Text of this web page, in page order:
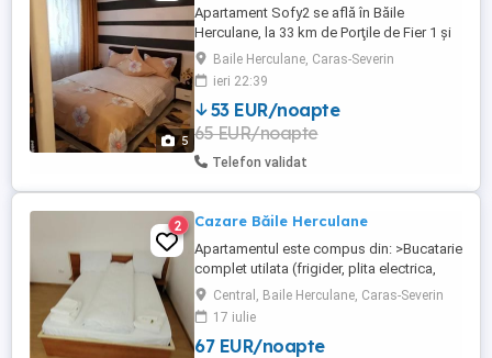
5
Apartament Sofy2 se află în Băile
Herculane, la 33 km de Porţile de Fier 1 și
la 38 km de Rock Sculpture of Decebalus,
și pune la dispoziție cazare cu aer
condiționat, Wifi gratuit și balcon.
Proprietatea include vedere la munte și la
râu. Acest apartament oferă oaspeților 2
dormitoare, 1 baie, lenjerie ...
Baile Herculane, Caras-Severin
ieri 22:39
53 EUR/noapte
65 EUR/noapte
Telefon validat
2 Cazare Băile Herculane
Apartamentul este compus din: >Bucatarie
complet utilata (frigider, plita electrica,
cuptor cu microunde, tacamuri si vesela),
>Doua dormitoare (pat matrimonial,smart
tv,wi-fi,aer-conditionat) >Baie >Capacitate
maxima de cazare:4 persoane!! >Apa
Central, Baile Herculane, Caras-Severin
17 iulie
67 EUR/noapte